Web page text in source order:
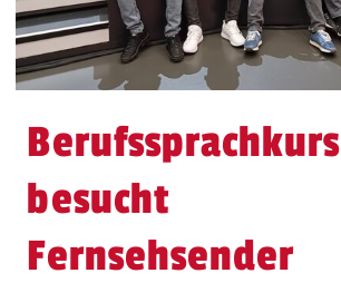
Berufssprachkurs
besucht
Fernsehsender